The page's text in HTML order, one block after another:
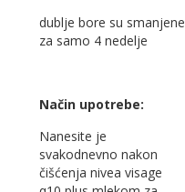
dublje bore su smanjene
za samo 4 nedelje
Način upotrebe:
Nanesite je
svakodnevno nakon
čišćenja nivea visage